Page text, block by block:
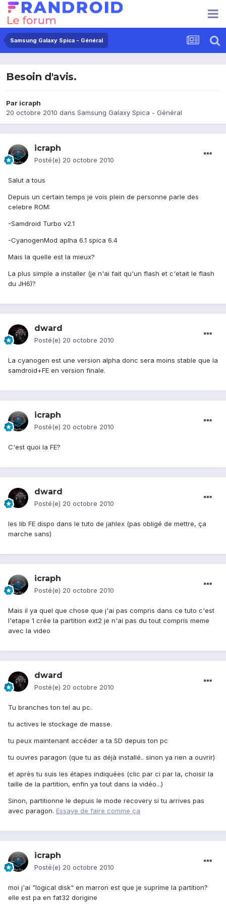
Samsung Galaxy Spica - Général
Besoin d'avis.
Par icraph
20 octobre 2010 dans Samsung Galaxy Spica - Général
icraph
Posté(e) 20 octobre 2010
Salut a tous
Depuis un certain temps je vois plein de personne parle des
celebre ROM:
-Samdroid Turbo v2.1
-CyanogenMod aplha 6.1 spica 6.4
Mais la quelle est la mieux?
La plus simple a installer (je n'ai fait qu'un flash et c'etait le flash
du JH6)?
dward
Posté(e) 20 octobre 2010
La cyanogen est une version alpha donc sera moins stable que la
samdroid+FE en version finale.
icraph
Posté(e) 20 octobre 2010
C'est quoi la FE?
dward
Posté(e) 20 octobre 2010
les lib FE dispo dans le tuto de jahlex (pas obligé de mettre, ça
marche sans)
icraph
Posté(e) 20 octobre 2010
Mais il ya quel que chose que j'ai pas compris dans ce tuto c'est
l'etape 1 crée la partition ext2 je n'ai pas du tout compris meme
avec la video
dward
Posté(e) 20 octobre 2010
Tu branches ton tel au pc.
tu actives le stockage de masse.
tu peux maintenant accéder a ta SD depuis ton pc
tu ouvres paragon (que tu as déjà installé.. sinon ya rien a ouvrir)
et après tu suis les étapes indiquées (clic par ci par la, choisir la
taille de la partition, enfin ya tout dans la vidéo...)
Sinon, partitionne le depuis le mode recovery si tu arrives pas
avec paragon. Essaye de faire comme ça
icraph
Posté(e) 20 octobre 2010
moi j'ai "logical disk" en marron est que je suprime la partition?
elle est pa en fat32 dorigine